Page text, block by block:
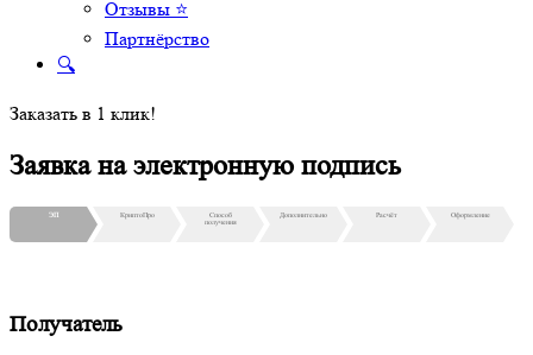
Отзывы ⭐
Партнёрство
🔍
Заказать в 1 клик!
Заявка на электронную подпись
ЭП КриптоПро
Способ
получения
Дополнительно Расчёт Оформление
Получатель